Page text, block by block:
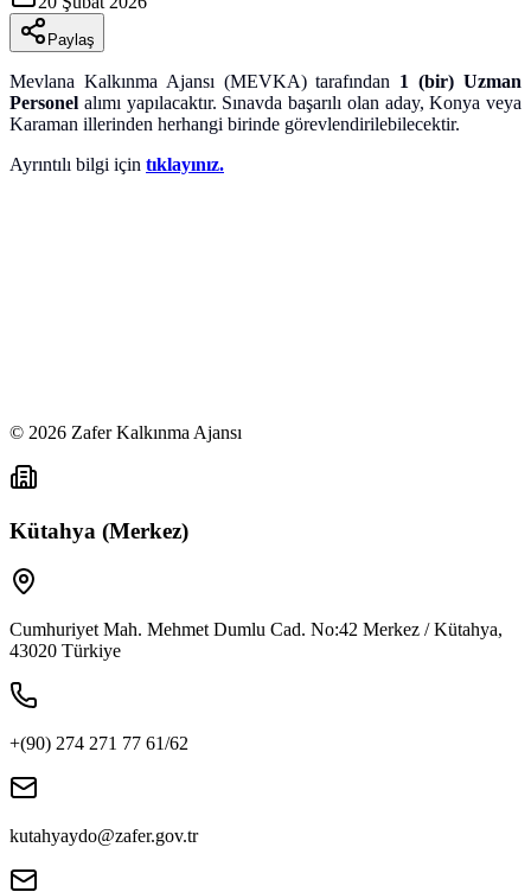
Paylaş
Mevlana Kalkınma Ajansı (MEVKA) tarafından 1 (bir) Uzman
Personel alımı yapılacaktır. Sınavda başarılı olan aday, Konya veya
Karaman illerinden herhangi birinde görevlendirilebilecektir.
Ayrıntılı bilgi için tıklayınız.
© 2026 Zafer Kalkınma Ajansı
Kütahya (Merkez)
Cumhuriyet Mah. Mehmet Dumlu Cad. No:42 Merkez / Kütahya,
43020 Türkiye
+(90) 274 271 77 61/62
kutahyaydo@zafer.gov.tr